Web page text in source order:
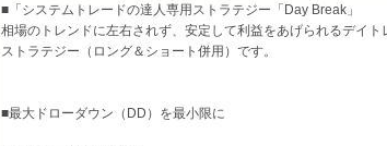
■「システムトレードの達人専用ストラテジー「Day Break」
相場のトレンドに左右されず、安定して利益をあげられるデイ
ストラテジー（ロング＆ショート併用）です。
■最大ドローダウン（DD）を最小限に